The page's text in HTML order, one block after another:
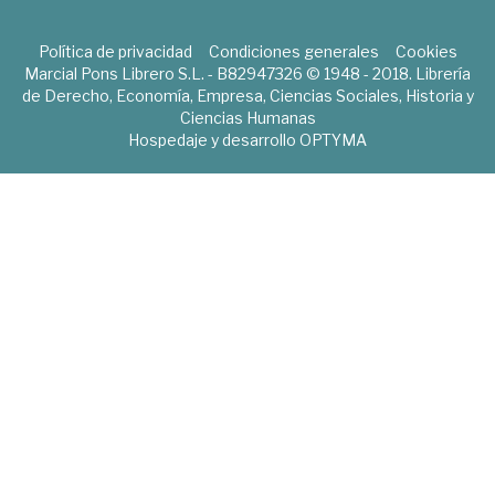
Política de privacidad Condiciones generales
Cookies
Marcial Pons Librero S.L. - B82947326 © 1948 - 2018. Librería
de Derecho, Economía, Empresa, Ciencias Sociales, Historia y
Ciencias Humanas
Hospedaje y desarrollo OPTYMA